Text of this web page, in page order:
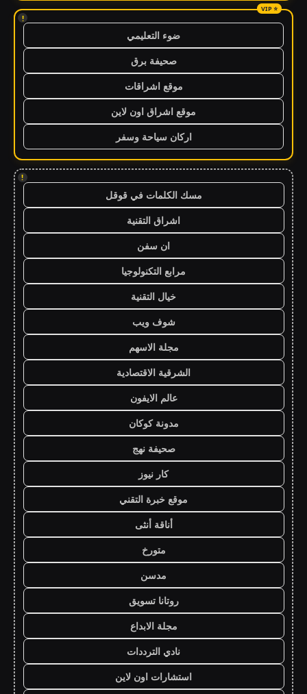
!
ضوء التعليمي
صحيفة برق
موقع اشراقات
موقع اشراق اون لاين
اركان سياحة وسفر
!
مسك الكلمات في قوقل
اشراق التقنية
ان سفن
مرابع التكنولوجيا
خيال التقنية
شوف ويب
مجلة الاسهم
الشرقية الاقتصادية
عالم الايفون
مدونة كوكان
صحيفة نهج
كار نيوز
موقع خبرة التقني
أناقة أنثى
متورخ
مدسن
روتانا تسويق
مجلة الابداع
نادي الترددات
استشارات اون لاين